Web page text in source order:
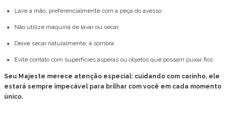
Lave à mão, preferencialmente com a peça do avesso
Não utilize máquina de lavar ou secar
Deixe secar naturalmente, à sombra
Evite contato com superfícies ásperas ou objetos que possam puxar fios
Seu Majeste merece atenção especial: cuidando com carinho, ele
estará sempre impecável para brilhar com você em cada momento
único.